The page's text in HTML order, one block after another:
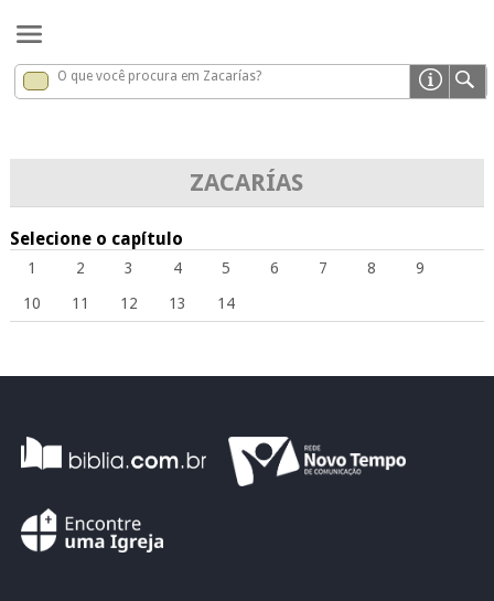
Zacarías x
O que você procura em Zacarías?
ZACARÍAS
Selecione o capítulo
1 2 3 4 5 6 7 8
9
10
11 12 13 14